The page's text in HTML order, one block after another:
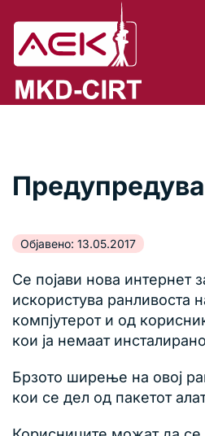
Објавено: 13.05.2017
Се појави нова интернет
искористува ранливоста
компјутерот и од
кои ја немаат
Брзото ширење на овој
кои се дел од пакетот